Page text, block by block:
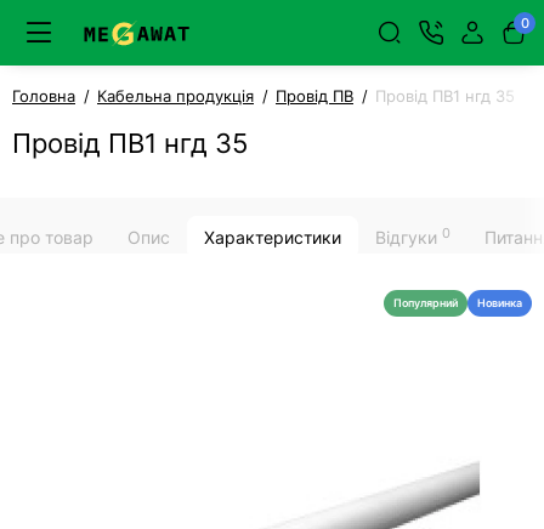
0
Головна Кабельна продукція Провід ПВ Провід ПВ1 нгд 35
Провід ПВ1 нгд 35
про товар Опис Характеристики Відгуки 0
Популярний Новинка